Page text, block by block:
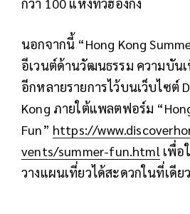
นอกจากนี้ “Hong Kong
อีเวนต์ด้านวัฒนธรรม ความบัน
อีกหลายรายการไว้บนเว็บไซต์
Kong ภายใต้แพลตฟอร์ม “
Fun” https://
vents/summer-fun.html เพื่อ
วางแผนเที่ยวได้สะดวกในที่เดียว